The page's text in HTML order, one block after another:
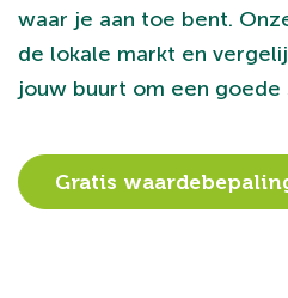
waar je aan toe bent.
de lokale markt en
jouw buurt om een
Gratis